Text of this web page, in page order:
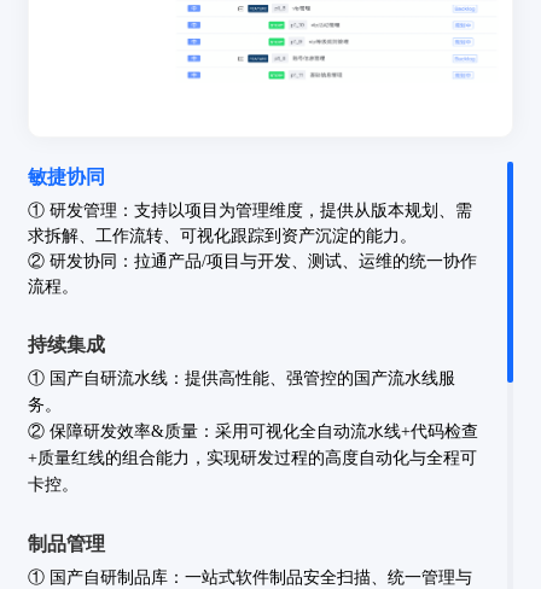
敏捷协同
①研发管理：支持以项目为管理维度，提供从版本规划、需
求拆解、工作流转、可视化跟踪到资产沉淀的能力。
②研发协同：拉通产品/项目与开发、测试、运维的统一协作
流程。
持续集成
① 国产自研流水线：提供高性能、强管控的国产流水线服
务。
②保障研发效率&质量：采用可视化全自动流水线+代码检查
+质量红线的组合能力，实现研发过程的高度自动化与全程可
卡控。
制品管理
① 国产自研制品库：一站式软件制品安全扫描、统一管理与